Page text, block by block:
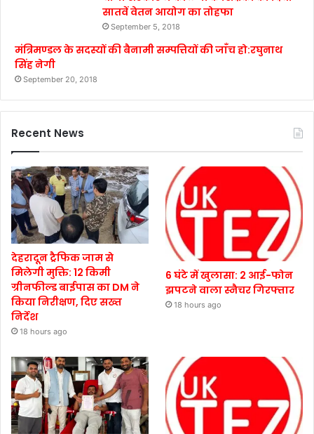
सातवें वेतन आयोग का तोहफा
September 5, 2018
मंत्रिमण्डल के सदस्यों की बैनामी सम्पत्तियों की जाँच हो:रघुनाथ
सिंह नेगी
September 20, 2018
Recent News
देहरादून ट्रैफिक जाम से
मिलेगी मुक्ति: 12 किमी
ग्रीनफील्ड बाईपास का DM ने
किया निरीक्षण, दिए सख्त
निर्देश
18 hours ago
6 घंटे में खुलासा: 2 आई-फोन
झपटने वाला स्नैचर गिरफ्तार
18 hours ago